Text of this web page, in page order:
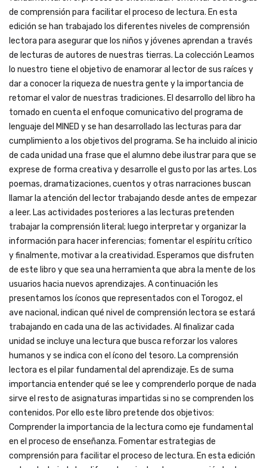
de comprensión para facilitar el proceso de lectura. En esta
edición se han trabajado los diferentes niveles de comprensión
lectora para asegurar que los niños y jóvenes aprendan a través
de lecturas de autores de nuestras tierras. La colección Leamos
lo nuestro tiene el objetivo de enamorar al lector de sus raíces y
dar a conocer la riqueza de nuestra gente y la importancia de
retomar el valor de nuestras tradiciones. El desarrollo del libro ha
tomado en cuenta el enfoque comunicativo del programa de
lenguaje del MINED y se han desarrollado las lecturas para dar
cumplimiento a los objetivos del programa. Se ha incluido al inicio
de cada unidad una frase que el alumno debe ilustrar para que se
exprese de forma creativa y desarrolle el gusto por las artes. Los
poemas, dramatizaciones, cuentos y otras narraciones buscan
llamar la atención del lector trabajando desde antes de empezar
a leer. Las actividades posteriores a las lecturas pretenden
trabajar la comprensión literal; luego interpretar y organizar la
información para hacer inferencias; fomentar el espíritu crítico
y finalmente, motivar a la creatividad. Esperamos que disfruten
de este libro y que sea una herramienta que abra la mente de los
usuarios hacia nuevos aprendizajes. A continuación les
presentamos los íconos que representados con el Torogoz, el
ave nacional, indican qué nivel de comprensión lectora se estará
trabajando en cada una de las actividades. Al finalizar cada
unidad se incluye una lectura que busca reforzar los valores
humanos y se indica con el ícono del tesoro. La comprensión
lectora es el pilar fundamental del aprendizaje. Es de suma
importancia entender qué se lee y comprenderlo porque de nada
sirve el resto de asignaturas impartidas si no se comprenden los
contenidos. Por ello este libro pretende dos objetivos:
Comprender la importancia de la lectura como eje fundamental
en el proceso de enseñanza. Fomentar estrategias de
comprensión para facilitar el proceso de lectura. En esta edición